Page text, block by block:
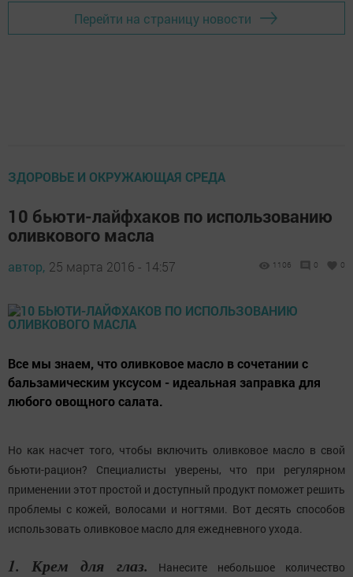
Перейти на страницу новости
ЗДОРОВЬЕ И ОКРУЖАЮЩАЯ СРЕДА
10 бьюти-лайфхаков по использованию
оливкового масла
автор, 25 марта 2016 - 14:57 1106 0 0
Все мы знаем, что оливковое масло в сочетании с
бальзамическим уксусом - идеальная заправка для
любого овощного салата.
Но как насчет того, чтобы включить оливковое масло в свой
бьюти-рацион? Специалисты уверены, что при регулярном
применении этот простой и доступный продукт поможет решить
проблемы с кожей, волосами и ногтями. Вот десять способов
использовать оливковое масло для ежедневного ухода.
1. Крем для глаз. Нанесите небольшое количество